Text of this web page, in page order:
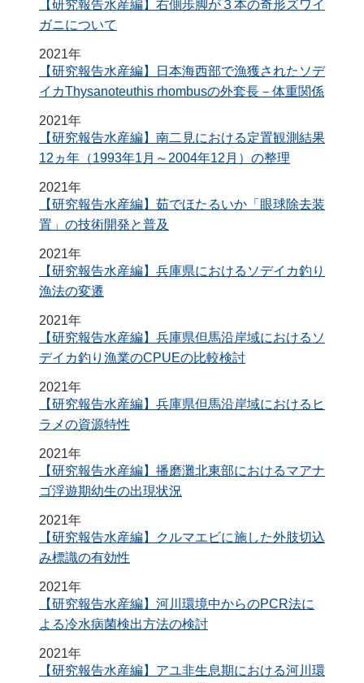
【研究報告水産編】右側歩脚が３本の奇形ズワイ
ガニについて
2021年
【研究報告水産編】日本海西部で漁獲されたソデ
イカThysanoteuthis rhombusの外套長－体重関係
2021年
【研究報告水産編】南二見における定置観測結果
12ヵ年（1993年1月～2004年12月）の整理
2021年
【研究報告水産編】茹でほたるいか「眼球除去装
置」の技術開発と普及
2021年
【研究報告水産編】兵庫県におけるソデイカ釣り
漁法の変遷
2021年
【研究報告水産編】兵庫県但馬沿岸域におけるソ
デイカ釣り漁業のCPUEの比較検討
2021年
【研究報告水産編】兵庫県但馬沿岸域におけるヒ
ラメの資源特性
2021年
【研究報告水産編】播磨灘北東部におけるマアナ
ゴ浮遊期幼生の出現状況
2021年
【研究報告水産編】クルマエビに施した外肢切込
み標識の有効性
2021年
【研究報告水産編】河川環境中からのPCR法に
よる冷水病菌検出方法の検討
2021年
【研究報告水産編】アユ非生息期における河川環